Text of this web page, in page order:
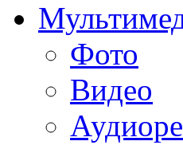
Фото
Видео